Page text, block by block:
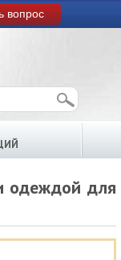
вопрос
одеждой для